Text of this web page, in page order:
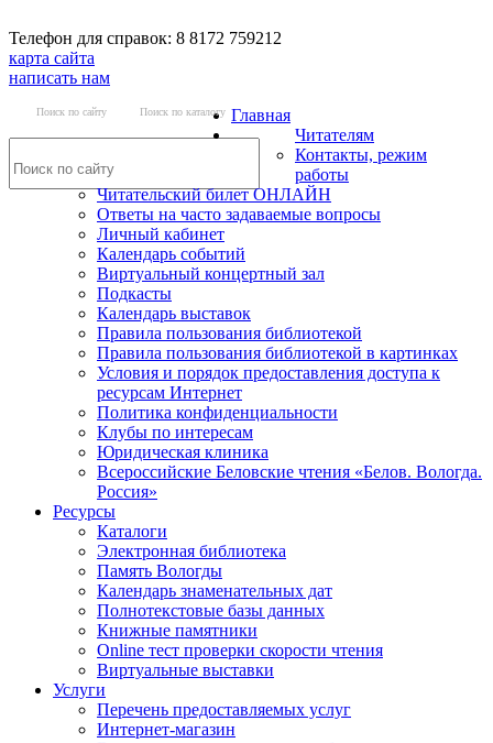
Телефон для справок: 8 8172 759212
карта сайта
написать нам
Поиск по сайту Поиск по каталогу Главная
Читателям
Контакты, режим
работы
Читательский билет ОНЛАЙН
Ответы на часто задаваемые вопросы
Личный кабинет
Календарь событий
Виртуальный концертный зал
Подкасты
Календарь выставок
Правила пользования библиотекой
Правила пользования библиотекой в картинках
Условия и порядок предоставления доступа к
ресурсам Интернет
Политика конфиденциальности
Клубы по интересам
Юридическая клиника
Всероссийские Беловские чтения «Белов. Вологда.
Россия»
Ресурсы
Каталоги
Электронная библиотека
Память Вологды
Календарь знаменательных дат
Полнотекстовые базы данных
Книжные памятники
Online тест проверки скорости чтения
Виртуальные выставки
Услуги
Перечень предоставляемых услуг
Интернет-магазин